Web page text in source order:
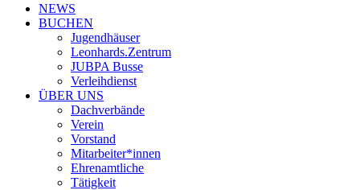
Close
Menu
NEWS
BUCHEN
Jugendhäuser
Leonhards.Zentrum
JUBPA Busse
Verleihdienst
ÜBER UNS
Dachverbände
Verein
Vorstand
Mitarbeiter*innen
Ehrenamtliche
Tätigkeit